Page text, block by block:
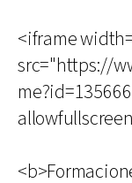
<iframe
src="https://